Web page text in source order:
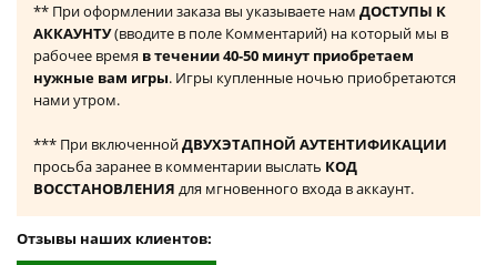
** При оформлении заказа вы указываете нам ДОСТУПЫ К
АККАУНТУ(вводите в поле Комментарий) на который мы в
рабочее время в течении 40-50 минут приобретаем
нужные вам игры. Игры купленные ночью приобретаются
нами утром.
*** При включеннойДВУХЭТАПНОЙ АУТЕНТИФИКАЦИИ
просьба заранее в комментарии выслать КОД
ВОССТАНОВЛЕНИЯ для мгновенного входа в аккаунт.
Отзывы наших клиентов: